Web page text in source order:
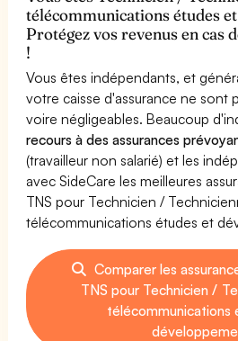
télécommunications études
Protégez vos revenus en cas
!
Vous êtes indépendants, et
votre caisse d'assurance ne sont
voire négligeables. Beaucoup
recours à des assurances
(travailleur non salarié) et les
avec SideCare les meilleures
TNS pour Technicien /
télécommunications études et
Comparer les
TNS pour Technicien /
télécommunications